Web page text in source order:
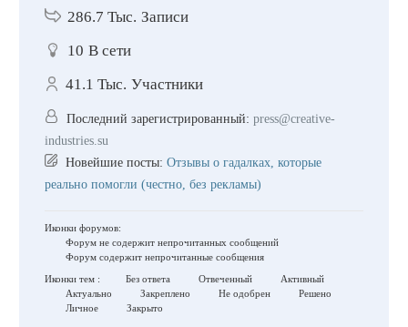
286.7 Тыс. Записи
10 В сети
41.1 Тыс. Участники
Последний зарегистрированный: press@creative-
industries.su
Новейшие посты: Отзывы о гадалках, которые
реально помогли (честно, без рекламы)
Иконки форумов:
Форум не содержит непрочитанных сообщений
Форум содержит непрочитанные сообщения
Иконки тем :
Без ответа Отвеченный
Активный
Актуально
Закреплено Не одобрен
Решено
Личное
Закрыто